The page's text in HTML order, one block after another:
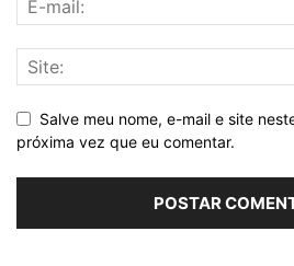
Salve meu nome, e-mail e site
próxima vez que eu comentar.